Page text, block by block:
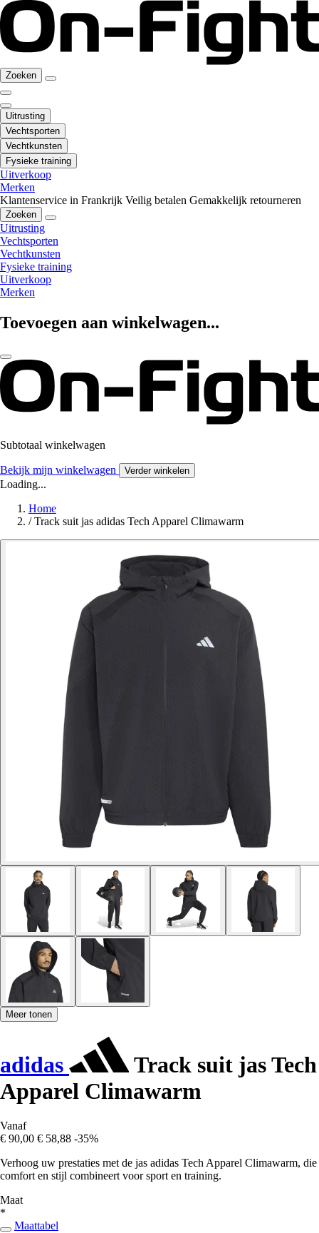
Zoeken
Uitrusting
Vechtsporten
Vechtkunsten
Fysieke training
Uitverkoop
Merken
Klantenservice in Frankrijk Veilig betalen Gemakkelijk retourneren
Zoeken
Uitrusting
Vechtsporten
Vechtkunsten
Fysieke training
Uitverkoop
Merken
Toevoegen aan winkelwagen...
Subtotaal winkelwagen
Bekijk mijn winkelwagen Verder winkelen
Loading...
Home
/ Track suit jas adidas Tech Apparel Climawarm
Meer tonen
adidas
Track suit jas Tech
Apparel Climawarm
Vanaf
€ 90,00 € 58,88 -35%
Verhoog uw prestaties met de jas adidas Tech Apparel Climawarm, die
comfort en stijl combineert voor sport en training.
Maat
*
Maattabel